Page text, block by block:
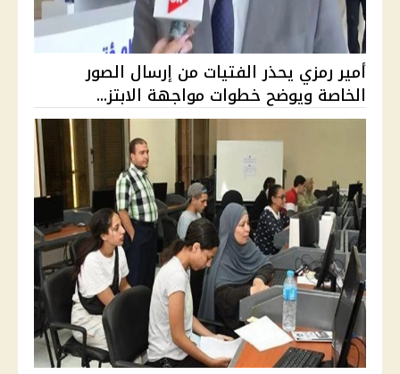
أمير رمزي يحذر الفتيات من إرسال الصور
الخاصة ويوضح خطوات مواجهة الابتز...